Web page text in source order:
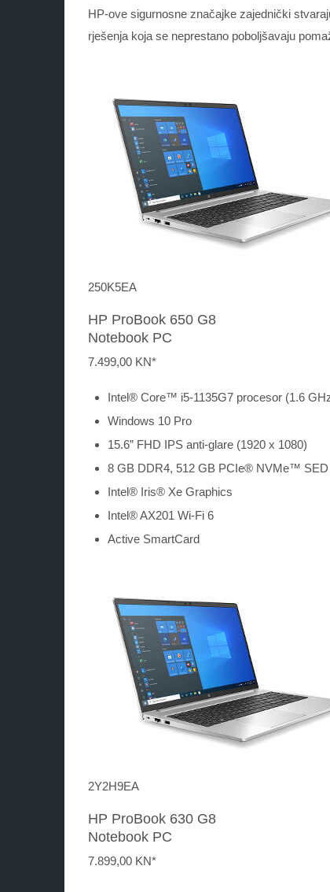
HP-ove sigurnosne značajke zajednički
rješenja koja se neprestano poboljšavaju
250K5EA
HP ProBook 650 G8
Notebook PC
7.499,00 KN*
Intel® Core™ i5-1135G7 procesor (1.6
Windows 10 Pro
15.6” FHD IPS anti-glare (1920 x 1080)
8 GB DDR4, 512 GB PCIe® NVMe™ SED
Intel® Iris® Xe Graphics
Intel® AX201 Wi-Fi 6
Active SmartCard
2Y2H9EA
HP ProBook 630 G8
Notebook PC
7.899,00 KN*